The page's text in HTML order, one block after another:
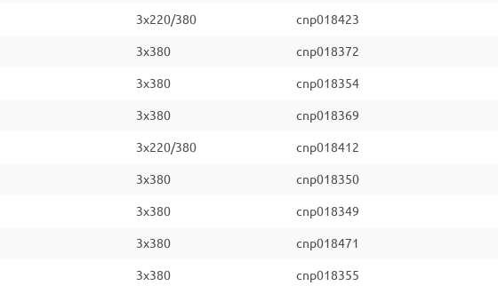
3x220/380 cnp018423
3x380 cnp018372
3x380 cnp018354
3x380 cnp018369
3x220/380 cnp018412
3x380 cnp018350
3x380 cnp018349
3x380 cnp018471
3x380 cnp018355